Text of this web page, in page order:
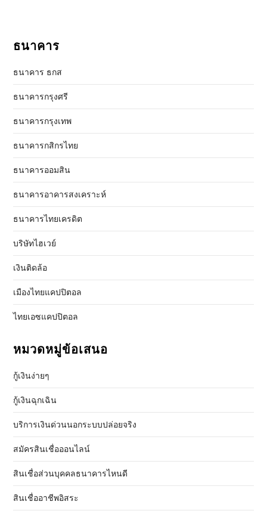
ธนาคาร
ธนาคาร ธกส
ธนาคารกรุงศรี
ธนาคารกรุงเทพ
ธนาคารกสิกรไทย
ธนาคารออมสิน
ธนาคารอาคารสงเคราะห์
ธนาคารไทยเครดิต
บริษัทไฮเวย์
เงินติดล้อ
เมืองไทยแคปปิตอล
ไทยเอซแคปปิตอล
หมวดหมู่ข้อเสนอ
กู้เงินง่ายๆ
กู้เงินฉุกเฉิน
บริการเงินด่วนนอกระบบปล่อยจริง
สมัครสินเชื่อออนไลน์
สินเชื่อส่วนบุคคลธนาคารไหนดี
สินเชื่ออาชีพอิสระ